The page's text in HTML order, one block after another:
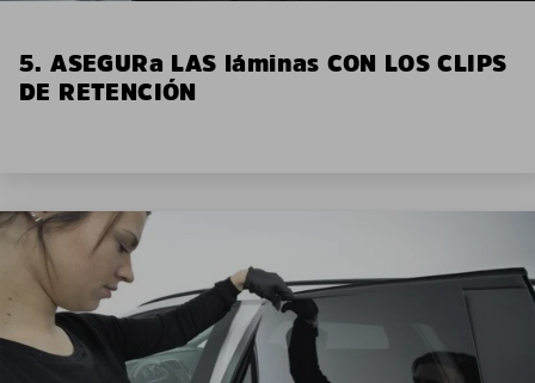
5. ASEGURa LAS láminas CON LOS CLIPS
DE RETENCIÓN